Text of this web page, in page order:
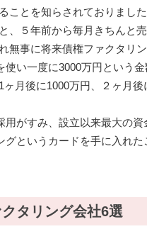
ことを知らされておりました
、５年前から毎月きちんと
無事に将来債権ファクタリ
い一度に3000万円という
月後に1000万円、２ヶ月
がすみ、設立以来最大の資
グというカードを手に入れ
タリング会社6選